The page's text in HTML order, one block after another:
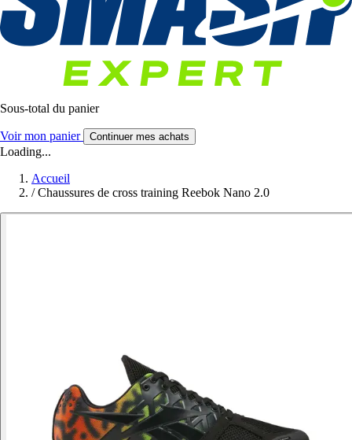
Sous-total du panier
Voir mon panier Continuer mes achats
Loading...
Accueil
/ Chaussures de cross training Reebok Nano 2.0